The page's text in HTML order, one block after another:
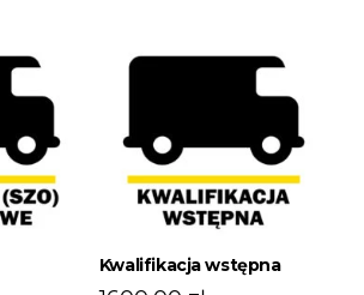
1100,00 zł
Opcje
można
wybrać
na
stronie
produktu
Kwalifikacja wstępna